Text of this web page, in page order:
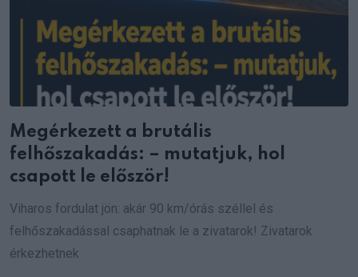
Megérkezett a brutális
felhőszakadás: – mutatjuk, hol
csapott le először!
Viharos fordulat jön: akár 90 km/órás széllel és
felhőszakadással csaphatnak le a zivatarok! Zivatarok
érkezhetnek